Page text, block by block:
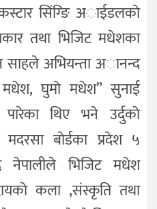
सिंग्ङि अाईडलकाे
तथा भिजिट मधेशका
साहले अभियन्ता अानन्द
मधेश, घुमाे मधेश” सुनाई
पारेका थिए भने उर्दुकाे
बाेर्डका प्रदेश ५
नेपालीले भिजिट मधेश
कला ,संस्कृति तथा